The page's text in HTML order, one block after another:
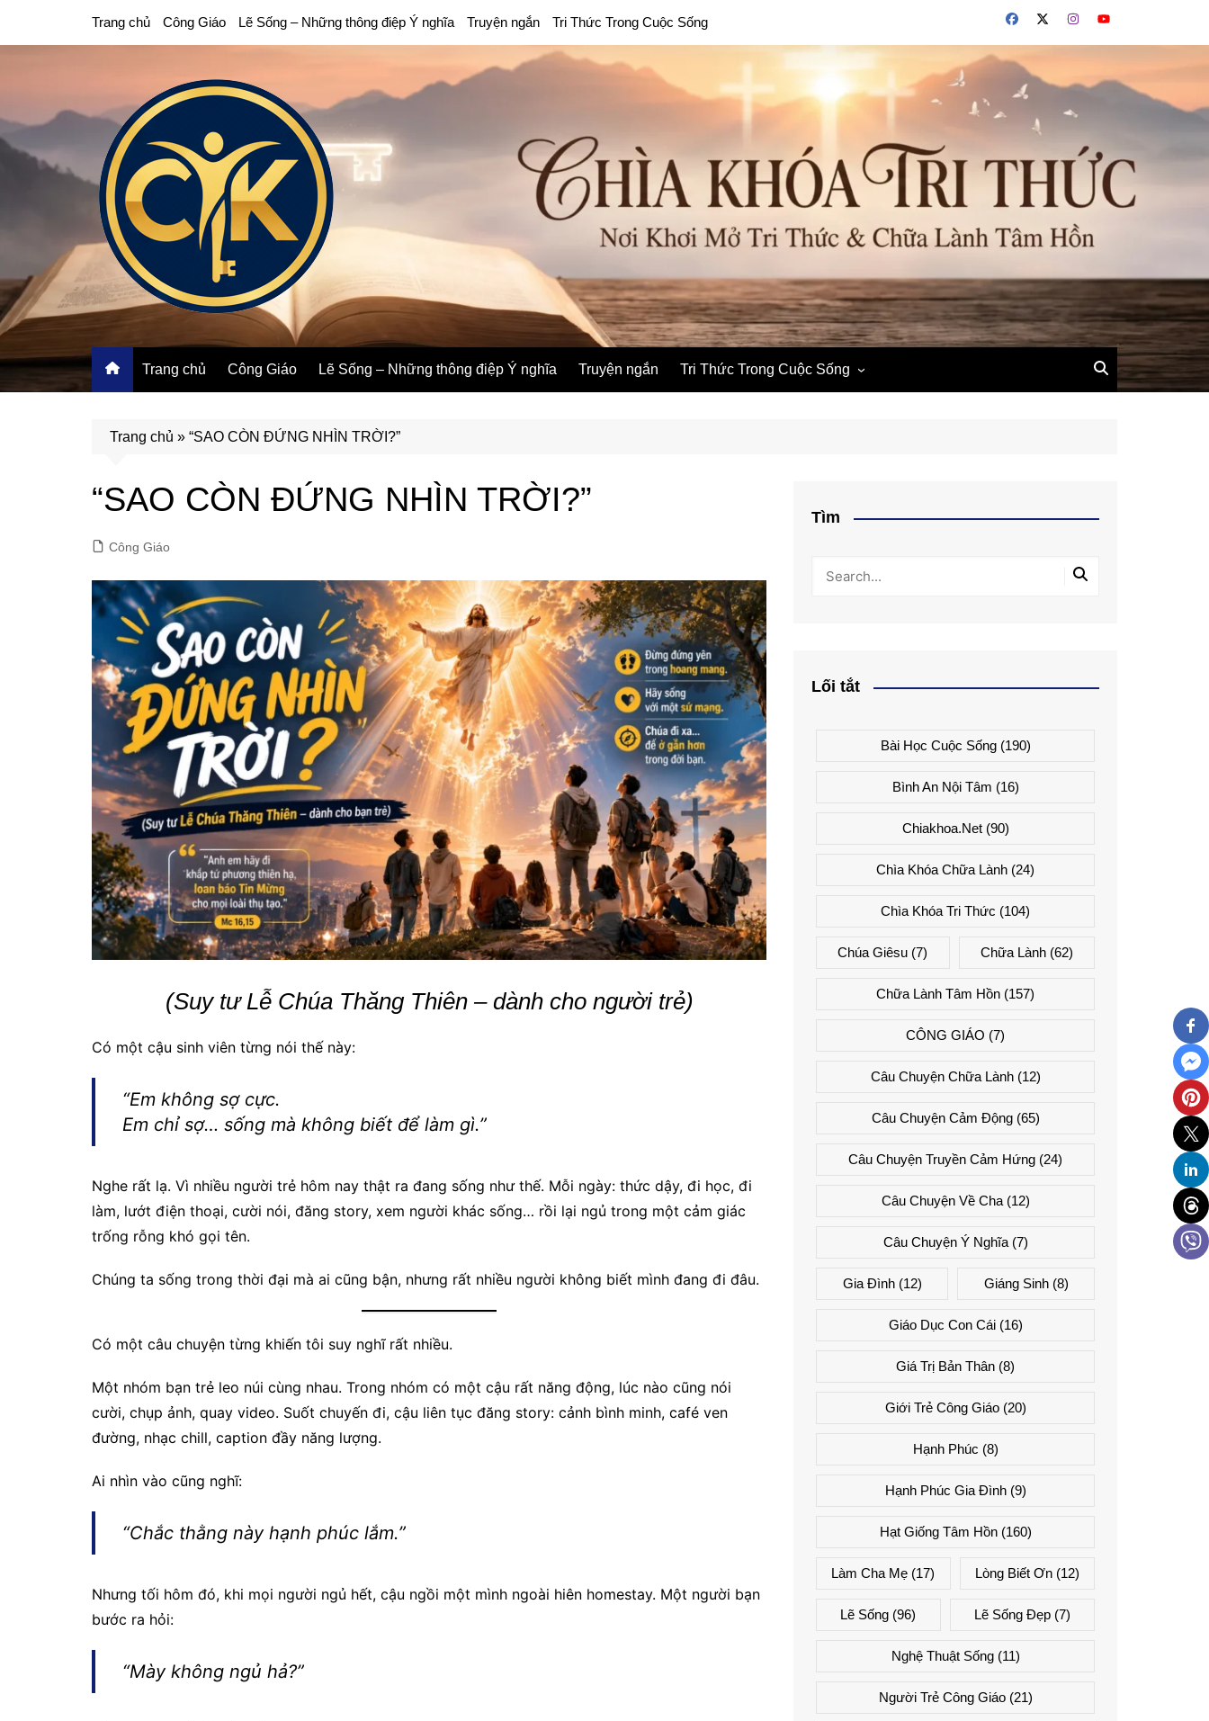
Trang chủ Công Giáo Lẽ Sống – Những thông điệp Ý nghĩa Truyện ngắn Tri Thức Trong Cuộc Sống
Trang chủ Công Giáo Lẽ Sống – Những thông điệp Ý nghĩa Truyện ngắn Tri Thức Trong Cuộc Sống
Trang chủ » “SAO CÒN ĐỨNG NHÌN TRỜI?”
“SAO CÒN ĐỨNG NHÌN TRỜI?”
Công Giáo
(Suy tư Lễ Chúa Thăng Thiên – dành cho người trẻ)
Có một cậu sinh viên từng nói thế này:
“Em không sợ cực.
Em chỉ sợ… sống mà không biết để làm gì.”
Nghe rất lạ. Vì nhiều người trẻ hôm nay thật ra đang sống như thế. Mỗi ngày: thức dậy, đi học, đi
làm, lướt điện thoại, cười nói, đăng story, xem người khác sống… rồi lại ngủ trong một cảm giác
trống rỗng khó gọi tên.
Chúng ta sống trong thời đại mà ai cũng bận, nhưng rất nhiều người không biết mình đang đi đâu.
Có một câu chuyện từng khiến tôi suy nghĩ rất nhiều.
Một nhóm bạn trẻ leo núi cùng nhau. Trong nhóm có một cậu rất năng động, lúc nào cũng nói
cười, chụp ảnh, quay video. Suốt chuyến đi, cậu liên tục đăng story: cảnh bình minh, café ven
đường, nhạc chill, caption đầy năng lượng.
Ai nhìn vào cũng nghĩ:
“Chắc thằng này hạnh phúc lắm.”
Nhưng tối hôm đó, khi mọi người ngủ hết, cậu ngồi một mình ngoài hiên homestay. Một người bạn
bước ra hỏi:
“Mày không ngủ hả?”
Tìm
Lối tắt
Bài Học Cuộc Sống(190)
Bình An Nội Tâm (16)
Chiakhoa.net(90)
Chìa Khóa Chữa Lành (24)
Chìa Khóa Tri Thức (104)
Chúa Giêsu (7) Chữa Lành(62)
Chữa Lành Tâm Hồn (157)
CÔNG GIÁO (7)
Câu Chuyện Chữa Lành(12)
Câu Chuyện Cảm Động(65)
Câu Chuyện Truyền Cảm Hứng (24)
Câu Chuyện Về Cha(12)
Câu Chuyện Ý Nghĩa(7)
Gia Đình(12) Giáng Sinh(8)
Giáo Dục Con Cái(16)
Giá Trị Bản Thân (8)
Giới Trẻ Công Giáo(20)
Hạnh Phúc (8)
Hạnh Phúc Gia Đình(9)
Hạt Giống Tâm Hồn(160)
Làm Cha Mẹ (17) Lòng Biết Ơn(12)
Lẽ Sống (96) Lẽ Sống Đẹp(7)
Nghệ Thuật Sống(11)
Người Trẻ Công Giáo(21)